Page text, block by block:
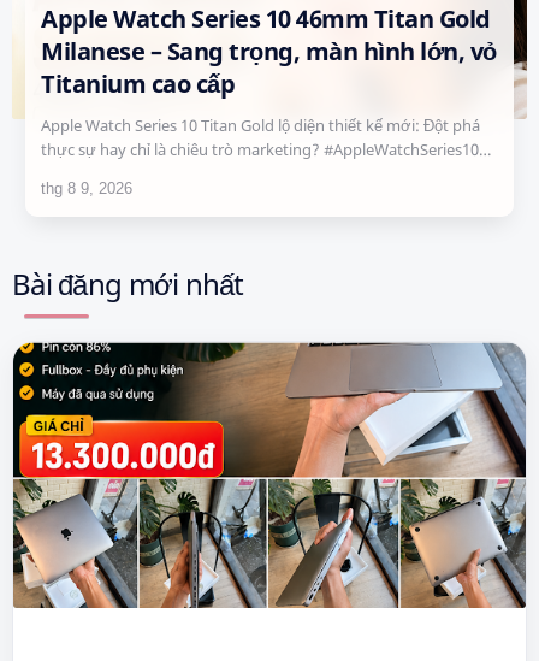
Apple Watch Series 10 46mm Titan Gold
Milanese – Sang trọng, màn hình lớn, vỏ
Titanium cao cấp
Apple Watch Series 10 Titan Gold lộ diện thiết kế mới: Đột phá
thực sự hay chỉ là chiêu trò marketing? #AppleWatchSeries10
Bài đăng mới nhất